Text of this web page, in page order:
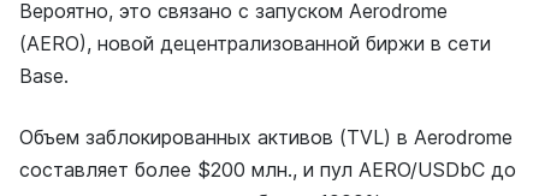
Вероятно, это связано с запуском Aerodrome
(AERO), новой децентрализованной биржи в сети
Base.
Объем заблокированных активов (TVL) в Aerodrome
составляет более $200 млн., и пул AERO/USDbC до